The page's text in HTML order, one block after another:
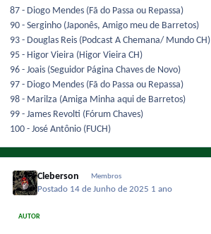
87 - Diogo Mendes (Fã do Passa ou Repassa)
90 - Serginho (Japonês, Amigo meu de Barretos)
93 - Douglas Reis (Podcast A Chemana/ Mundo CH)
95 - Higor Vieira (Higor Vieira CH)
96 - Joais (Seguidor Página Chaves de Novo)
97 - Diogo Mendes (Fã do Passa ou Repassa)
98 - Marilza (Amiga Minha aqui de Barretos)
99 - James Revolti (Fórum Chaves)
100 - José Antônio (FUCH)
Cleberson Membros
Postado 14 de Junho de 2025 1 ano
AUTOR